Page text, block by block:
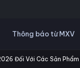
Thông báo từ MXV
Đối Với Các Sản